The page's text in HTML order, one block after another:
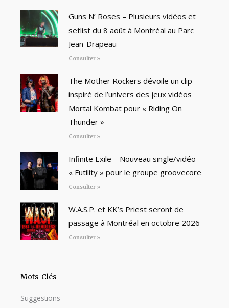
Guns N’ Roses – Plusieurs vidéos et
setlist du 8 août à Montréal au Parc
Jean-Drapeau
Consulter »
The Mother Rockers dévoile un clip
inspiré de l’univers des jeux vidéos
Mortal Kombat pour « Riding On
Thunder »
Consulter »
Infinite Exile – Nouveau single/vidéo
« Futility » pour le groupe groovecore
Consulter »
W.A.S.P. et KK’s Priest seront de
passage à Montréal en octobre 2026
Consulter »
Mots-Clés
Suggestions